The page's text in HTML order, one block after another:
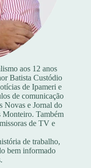
aos 12 anos
Batista Custódio
de Ipameri e
de comunicação
Novas e Jornal do
Monteiro. Também
de TV e
de trabalho,
bem informado